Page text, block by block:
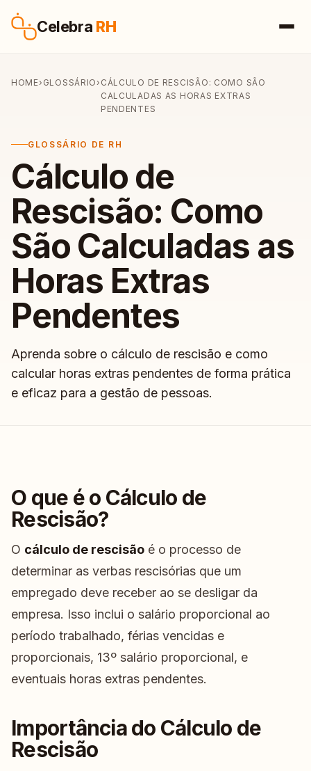
Celebra RH
HOME› GLOSSÁRIO› CÁLCULO DE RESCISÃO: COMO SÃO
CALCULADAS AS HORAS EXTRAS
PENDENTES
GLOSSÁRIO DE RH
Cálculo de
Rescisão: Como
São Calculadas as
Horas Extras
Pendentes
Aprenda sobre o cálculo de rescisão e como
calcular horas extras pendentes de forma prática
e eficaz para a gestão de pessoas.
O que é o Cálculo de
Rescisão?
O cálculo de rescisão é o processo de
determinar as verbas rescisórias que um
empregado deve receber ao se desligar da
empresa. Isso inclui o salário proporcional ao
período trabalhado, férias vencidas e
proporcionais, 13º salário proporcional, e
eventuais horas extras pendentes.
Importância do Cálculo de
Rescisão